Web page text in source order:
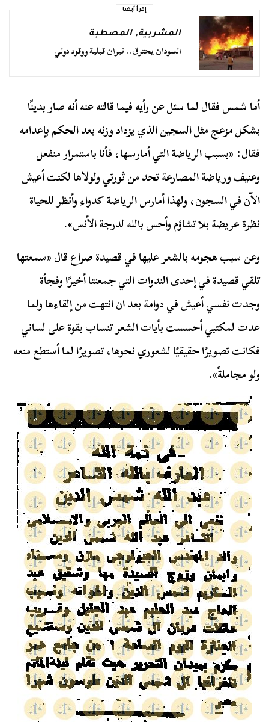
إقرأ أيضا
المشربية,المصطبة
السودان يحترق.. نيران قبلية ووقود دولي
أما شمس فقال لما سئل عن رأيه فيما قالته عنه أنه صار بدينًا
بشكل مزعج مثل السجين الذي يزداد وزنه بعد الحكم بإعدامه
فقال: «بسبب الرياضة التي أمارسها، فأنا باستمرار منفعل
وعنيف ورياضة المصارعة تحد من ثورتي ولولاها لكنت أعيش
الآن في السجون، ولهذا أمارس الرياضة كدواء وأنظر للحياة
نظرة عريضة بلا تشاؤم وأحس بالله لدرجة الأنس».
وعن سبب هجومه بالشعر عليها في قصيدة صراع قال «سمعتها
تلقي قصيدة في إحدى الندوات التي جمعتنا أخيرًا وفجأة
وجدت نفسي أعيش في دوامة بعد ان انتهت من إلقاءها ولما
عدت لمكتبي أحسست بأيات الشعر تنساب بقوة على لساني
فكانت تصويرًا حقيقيًا لشعوري نحوها، تصويرًا لما أستطع منعه
ولو مجاملةً».